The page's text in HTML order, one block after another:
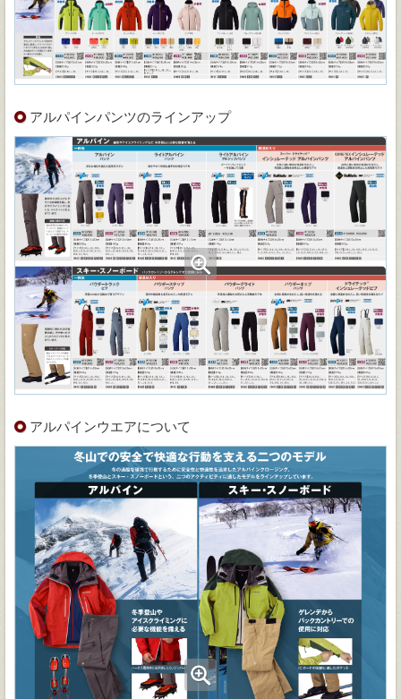
アルパインパンツのラインアップ
アルパインウエアについて